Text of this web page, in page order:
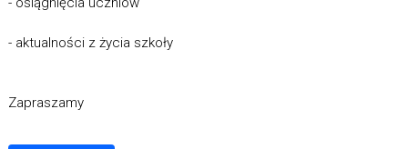
- aktualności z życia szkoły
Zapraszamy